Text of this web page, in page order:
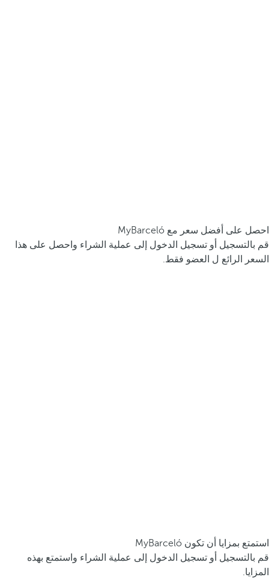
احصل على أفضل سعر مع MyBarceló
قم بالتسجيل أو تسجيل الدخول إلى عملية الشراء واحصل على هذا
السعر الرائع ل العضو فقط.
استمتع بمزايا أن تكون MyBarceló
قم بالتسجيل أو تسجيل الدخول إلى عملية الشراء واستمتع بهذه
المزايا.